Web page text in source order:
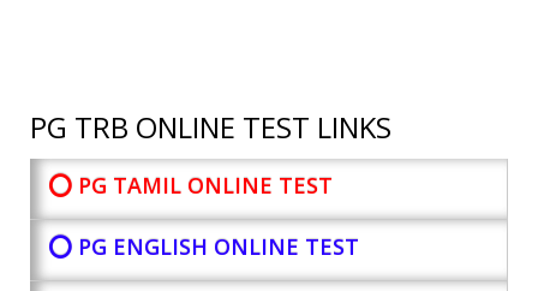
PG TRB ONLINE TEST LINKS
⭕ PG TAMIL ONLINE TEST
⭕ PG ENGLISH ONLINE TEST